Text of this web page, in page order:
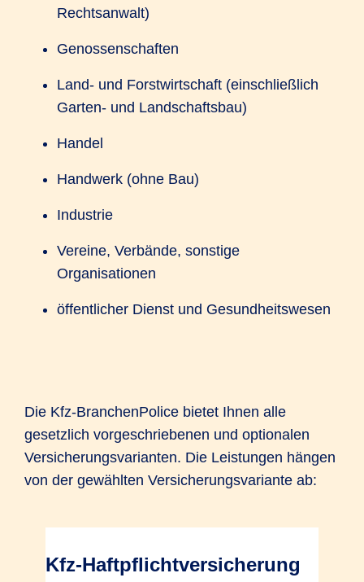
Rechtsanwalt)
Genossenschaften
Land- und Forstwirtschaft (einschließlich
Garten- und Landschaftsbau)
Handel
Handwerk (ohne Bau)
Industrie
Vereine, Verbände, sonstige
Organisationen
öffentlicher Dienst und Gesundheitswesen
Die Kfz-BranchenPolice bietet Ihnen alle
gesetzlich vorgeschriebenen und optionalen
Versicherungsvarianten. Die Leistungen hängen
von der gewählten Versicherungsvariante ab:
Kfz-Haftpflichtversicherung